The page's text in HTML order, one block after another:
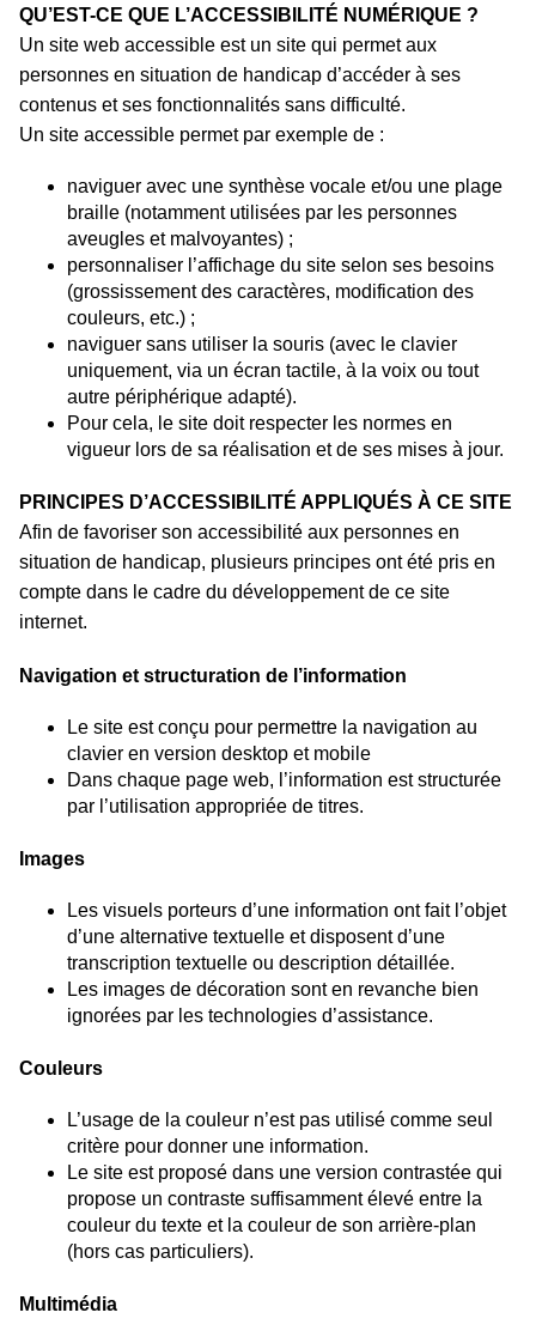
QU’EST-CE QUE L’ACCESSIBILITÉ NUMÉRIQUE ?
Un site web accessible est un site qui permet aux
personnes en situation de handicap d’accéder à ses
contenus et ses fonctionnalités sans difficulté.
Un site accessible permet par exemple de :
naviguer avec une synthèse vocale et/ou une plage
braille (notamment utilisées par les personnes
aveugles et malvoyantes) ;
personnaliser l’affichage du site selon ses besoins
(grossissement des caractères, modification des
couleurs, etc.) ;
naviguer sans utiliser la souris (avec le clavier
uniquement, via un écran tactile, à la voix ou tout
autre périphérique adapté).
Pour cela, le site doit respecter les normes en
vigueur lors de sa réalisation et de ses mises à jour.
PRINCIPES D’ACCESSIBILITÉ APPLIQUÉS À CE SITE
Afin de favoriser son accessibilité aux personnes en
situation de handicap, plusieurs principes ont été pris en
compte dans le cadre du développement de ce site
internet.
Navigation et structuration de l’information
Le site est conçu pour permettre la navigation au
clavier en version desktop et mobile
Dans chaque page web, l’information est structurée
par l’utilisation appropriée de titres.
Images
Les visuels porteurs d’une information ont fait l’objet
d’une alternative textuelle et disposent d’une
transcription textuelle ou description détaillée.
Les images de décoration sont en revanche bien
ignorées par les technologies d’assistance.
Couleurs
L’usage de la couleur n’est pas utilisé comme seul
critère pour donner une information.
Le site est proposé dans une version contrastée qui
propose un contraste suffisamment élevé entre la
couleur du texte et la couleur de son arrière-plan
(hors cas particuliers).
Multimédia